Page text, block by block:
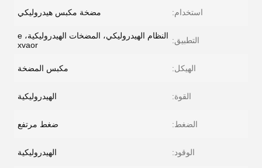
استخدام: مضخة مكبس هيدروليكي
التطبيق:
النظام الهيدروليكي، المضخات الهيدروليكية، e
xvaor
الهيكل: مكبس المضخة
القوة: الهيدروليكية
الضغط: ضغط مرتفع
الوقود: الهيدروليكية